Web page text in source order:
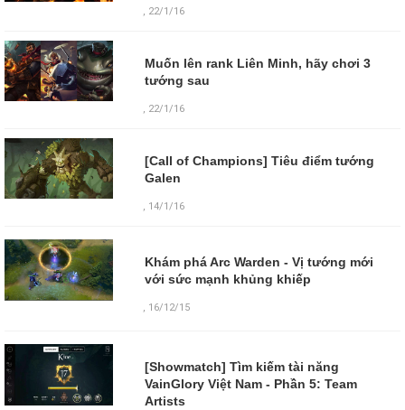
, 22/1/16
Muốn lên rank Liên Minh, hãy chơi 3
tướng sau
, 22/1/16
[Call of Champions] Tiêu điểm tướng
Galen
, 14/1/16
Khám phá Arc Warden - Vị tướng mới
với sức mạnh khủng khiếp
, 16/12/15
[Showmatch] Tìm kiếm tài năng
VainGlory Việt Nam - Phần 5: Team
Artists